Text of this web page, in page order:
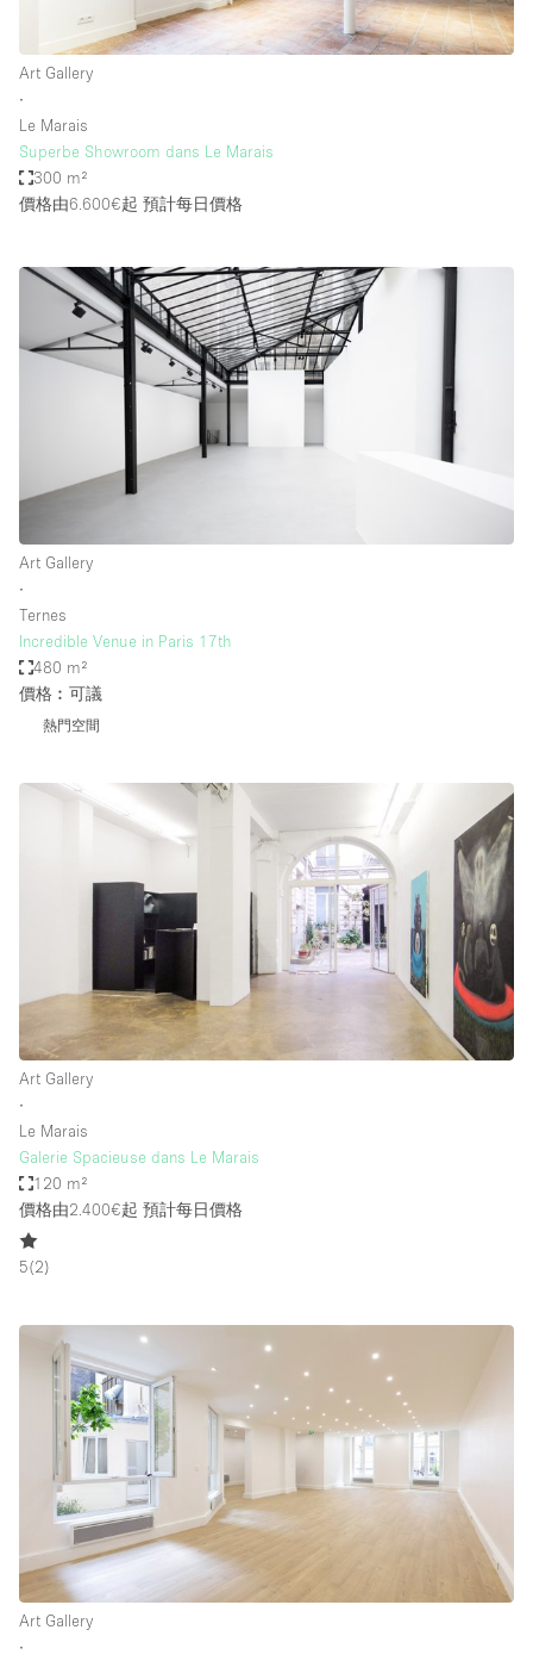
Art Gallery
∙
Le Marais
Superbe Showroom dans Le Marais
300 m²
價格由6.600€起 預計每日價格
Art Gallery
∙
Ternes
Incredible Venue in Paris 17th
480 m²
價格︰可議
熱門空間
Art Gallery
∙
Le Marais
Galerie Spacieuse dans Le Marais
120 m²
價格由2.400€起 預計每日價格
5(2)
Art Gallery
∙